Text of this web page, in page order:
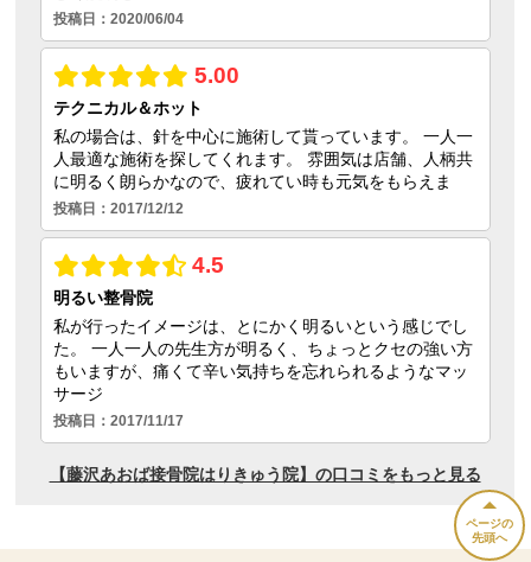
ページの
先頭へ